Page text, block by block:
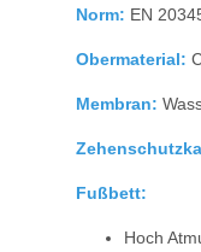
Norm: EN
Obermaterial:
Membran:
Fußbett:
Hoch